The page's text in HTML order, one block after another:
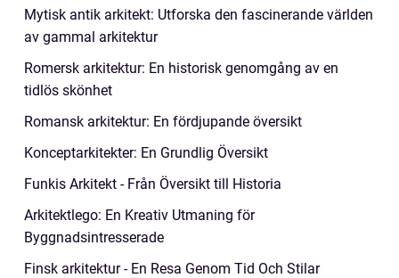
Mytisk antik arkitekt: Utforska den fascinerande världen
av gammal arkitektur
Romersk arkitektur: En historisk genomgång av en
tidlös skönhet
Romansk arkitektur: En fördjupande översikt
Konceptarkitekter: En Grundlig Översikt
Funkis Arkitekt - Från Översikt till Historia
Arkitektlego: En Kreativ Utmaning för
Byggnadsintresserade
Finsk arkitektur - En Resa Genom Tid Och Stilar